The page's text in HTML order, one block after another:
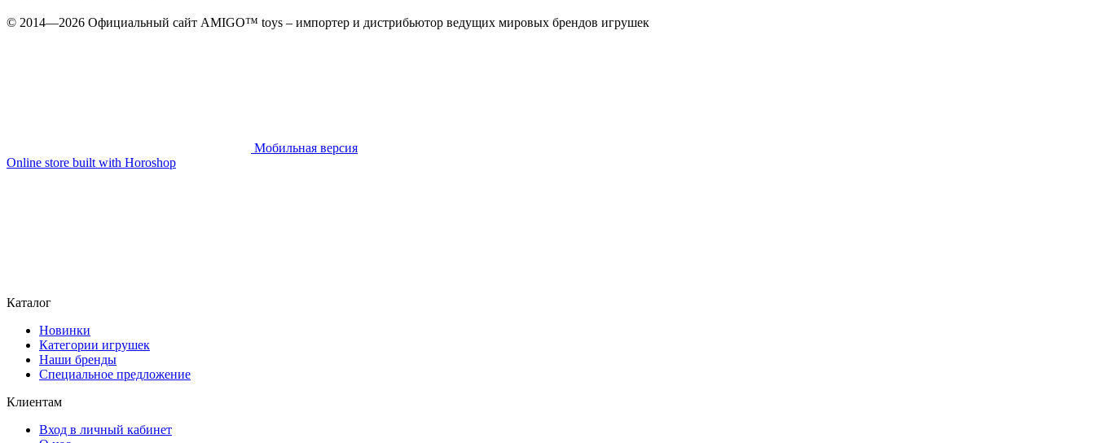
© 2014—2026 Официальный сайт AMIGO™ toys – импортер и дистрибьютор ведущих мировых брендов игрушек
Мобильная версия
Online store built with Horoshop
Каталог
Новинки
Категории игрушек
Наши бренды
Специальное предложение
Клиентам
Вход в личный кабинет